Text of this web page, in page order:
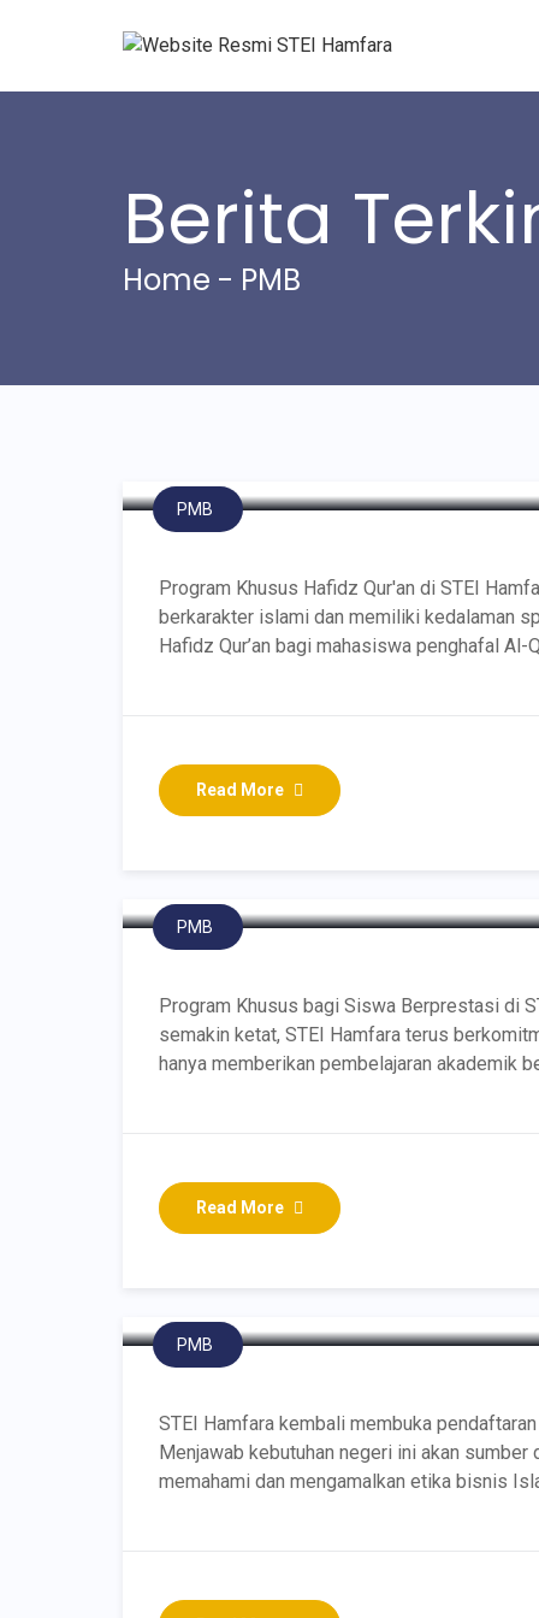
Berita
Home - PMB
PMB
Program Khusus Hafidz Qur'an di STEI
berkarakter islami dan memiliki kedalaman
Hafidz Qur’an bagi mahasiswa penghafal Al-
Read More
Program Khusus bagi
PMB
Program Khusus bagi Siswa Berprestasi di
semakin ketat, STEI Hamfara terus
hanya memberikan pembelajaran akademik
Read More
Penerimaan
PMB
STEI Hamfara kembali membuka
Menjawab kebutuhan negeri ini akan
memahami dan mengamalkan etika bisnis